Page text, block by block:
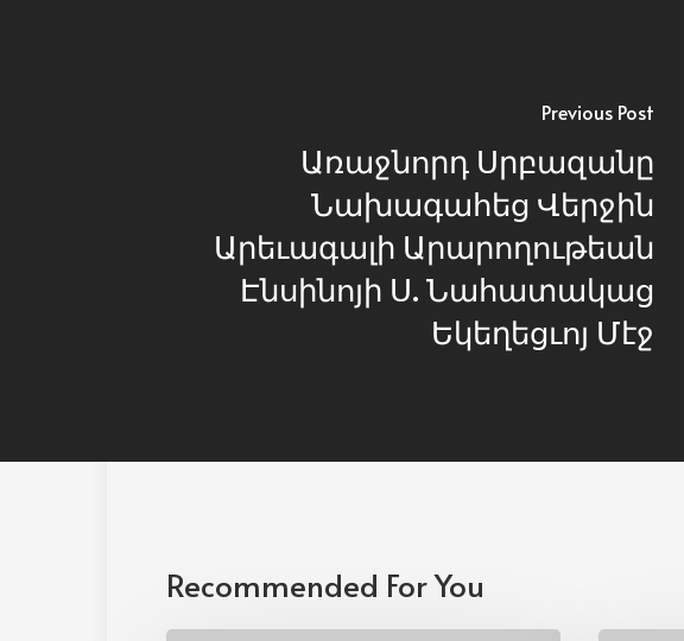
Previous Post
Առաջնորդ Սրբազանը
Նախագահեց Վերջին
Արեւագալի Արարողութեան
Էնսինոյի Ս. Նահատակաց
Եկեղեցւոյ Մէջ
Recommended For You